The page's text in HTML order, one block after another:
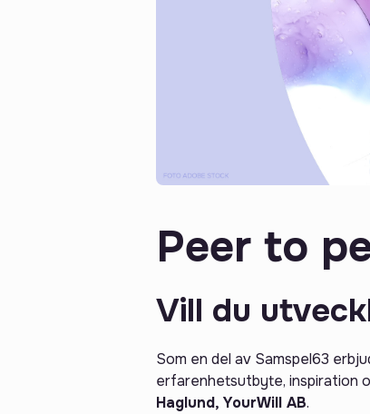
Peer to
Vill du
Som en del av Samspel63
erfarenhetsutbyte, inspiration
Haglund, YourWill AB.